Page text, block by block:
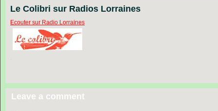
Le Colibri sur Radios Lorraines
Ecouter sur Radio Lorraines
Leave a comment